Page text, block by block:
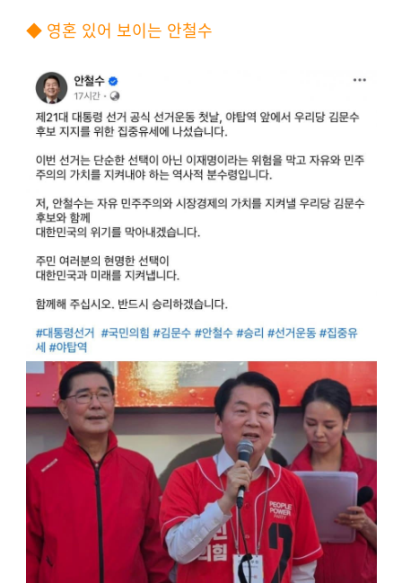
◆ 영혼 있어 보이는 안철수